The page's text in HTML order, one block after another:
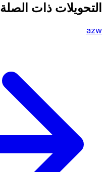
التحويلات ذات الصلة
azw